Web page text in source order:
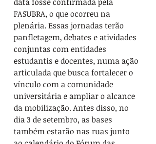
FASUBRA, o que ocorreu na
plenária. Essas jornadas terão
panfletagem, debates e atividades
conjuntas com entidades
estudantis e docentes, numa ação
articulada que busca fortalecer o
vínculo com a comunidade
universitária e ampliar o alcance
da mobilização. Antes disso, no
dia 3 de setembro, as bases
também estarão nas ruas junto